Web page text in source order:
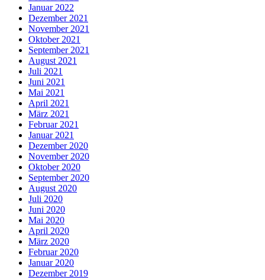
Januar 2022
Dezember 2021
November 2021
Oktober 2021
September 2021
August 2021
Juli 2021
Juni 2021
Mai 2021
April 2021
März 2021
Februar 2021
Januar 2021
Dezember 2020
November 2020
Oktober 2020
September 2020
August 2020
Juli 2020
Juni 2020
Mai 2020
April 2020
März 2020
Februar 2020
Januar 2020
Dezember 2019